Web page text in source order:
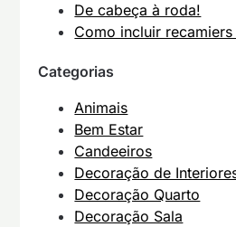
De cabeça à roda!
Como incluir
Categorias
Animais
Bem Estar
Candeeiros
Decoração de
Decoração Quarto
Decoração Sala